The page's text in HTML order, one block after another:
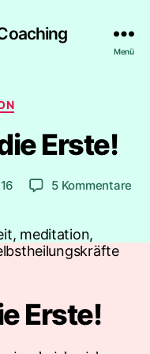
Menü
Erste!
5 Kommentare
Erste!